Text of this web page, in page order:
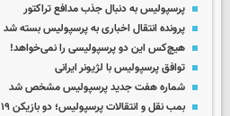
پرسپولیس به دنبال جذب مدافع تراکتور
پرونده انتقال اخباری به پرسپولیس بسته شد
هیچ‌کس این دو پرسپولیسی را نمی‌خواهد!
توافق پرسپولیس با لژیونر ایرانی
شماره هفت جدید پرسپولیس مشخص شد
بمب نقل و انتقالات پرسپولیس؛ دو بازیکن ۱۹ و ۲۲ ساله!